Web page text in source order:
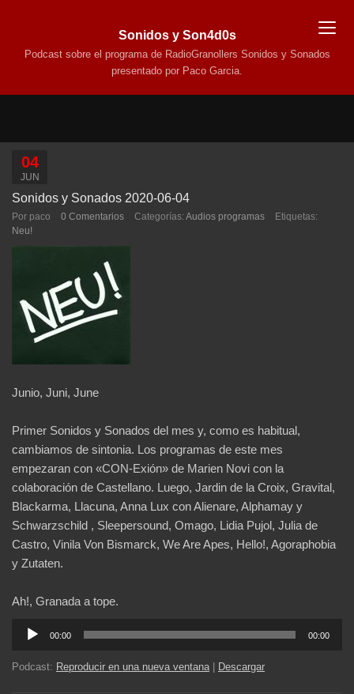
Sonidos y Son4d0s
Podcast sobre el programa de RadioGranollers Sonidos y Sonados
presentado por Paco Garcia.
04
JUN
Sonidos y Sonados 2020-06-04
Por paco 0 Comentarios Categorías: Audios programas
Etiquetas:
Neu!
Junio, Juni, June
Primer Sonidos y Sonados del mes y, como es habitual,
cambiamos de sintonia. Los programas de este mes
empezaran con «CON-Exión» de Marien Novi con la
colaboración de Castellano. Luego, Jardin de la Croix, Gravital,
Blackarma, Llacuna, Anna Lux con Alienare, Alphamay y
Schwarzschild , Sleepersound, Omago, Lidia Pujol, Julia de
Castro, Vinila Von Bismarck, We Are Apes, Hello!, Agoraphobia
y Zutaten.
Ah!, Granada a tope.
Reproductor
audio
00:00 00:00
Podcast: Reproducir en una nueva ventana| Descargar